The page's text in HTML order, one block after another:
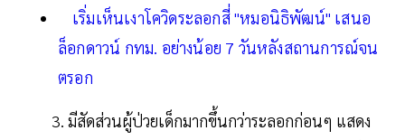
เริ่มเห็นเงาโควิดระลอกสี่ "หมอนิธิพัฒน์" เสนอ
ล็อกดาวน์ กทม. อย่างน้อย 7 วันหลังสถานการณ์จน
ตรอก
3. มีสัดส่วนผู้ป่วยเด็กมากขึ้นกว่าระลอกก่อนๆ แสดง